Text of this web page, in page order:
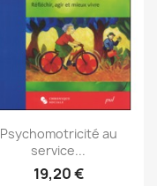
Aperçu rapide
Psychomotricité au
service...
19,20 €